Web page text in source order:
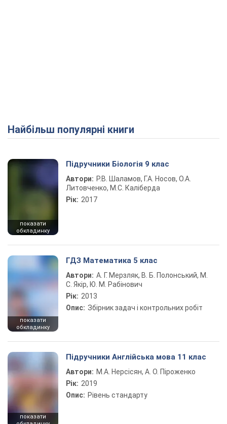
Найбільш популярні книги
показати
обкладинку
Підручники Біологія 9 клас
Автори: Р.В. Шаламов, Г.А. Носов, О.А.
Литовченко, М.С. Каліберда
Рік: 2017
показати
обкладинку
ГДЗ Математика 5 клас
Автори: А. Г. Мерзляк, В. Б. Полонський, М.
С. Якір, Ю. М. Рабінович
Рік: 2013
Опис: Збірник задач і контрольних робіт
показати
Підручники Англійська мова 11 клас
Автори: М.А. Нерсісян, А. О. Піроженко
Рік: 2019
Опис: Рівень стандарту